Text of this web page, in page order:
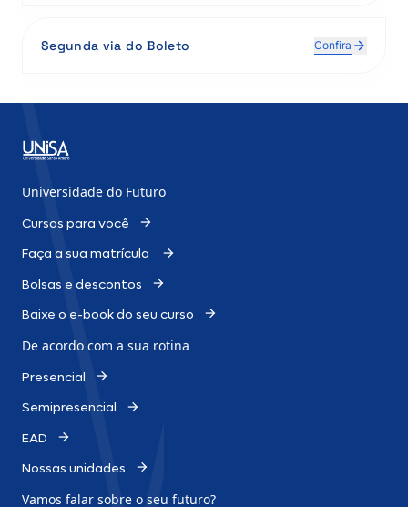
3 – Após a confirmação por e-mail, faça o login;
Presencial ou Pós EAD
polo/campus e preencha as etapas com suas
informações pessoais;
em Fazer Pré-Matrícula;
8 – Anote o número de inscrição e confirme as
informações enviadas por e-mail;
9 – Faça o pagamento do boleto e imprima o
Segunda via do Boleto Confira
Universidade do Futuro
Cursos para você
Faça a sua matrícula
Bolsas e descontos
Baixe o e-book do seu curso
De acordo com a sua rotina
Presencial
Semipresencial
EAD
Nossas unidades
Vamos falar sobre o seu futuro?